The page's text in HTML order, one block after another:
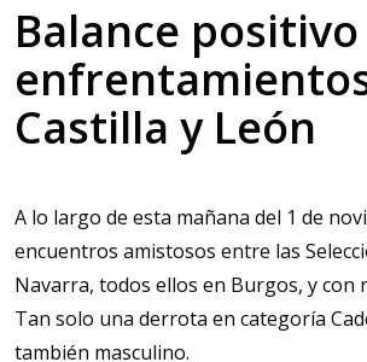
Balance
Castilla y León
A lo largo de esta mañana del 1 de
encuentros amistosos entre las
Navarra, todos ellos en Burgos, y
Tan solo una derrota en categoría
también masculino.